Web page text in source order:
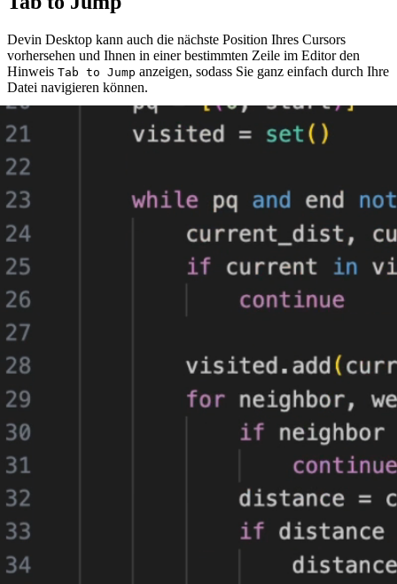
Devin Desktop kann auch die nächste Position Ihres Cursors
vorhersehen und Ihnen in einer bestimmten Zeile im Editor den
Hinweis Tab to Jump anzeigen, sodass Sie ganz einfach durch Ihre
Datei navigieren können.
Wenn Sie dies einfach durch Drücken von
bestätigen, springen
Sie zu dieser nächsten Position.